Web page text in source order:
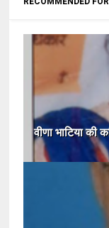
वीणा भाटिया की